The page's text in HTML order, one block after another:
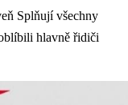
Splňují všechny
hlavně řidiči